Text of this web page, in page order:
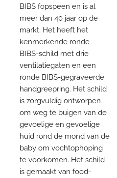
BIBS fopspeen en is al
meer dan 40 jaar op de
markt. Het heeft het
kenmerkende ronde
BIBS-schild met drie
ventilatiegaten en een
ronde BIBS-gegraveerde
handgreepring. Het schild
is zorgvuldig ontworpen
om weg te buigen van de
gevoelige en gevoelige
huid rond de mond van de
baby om vochtophoping
te voorkomen. Het schild
is gemaakt van food-